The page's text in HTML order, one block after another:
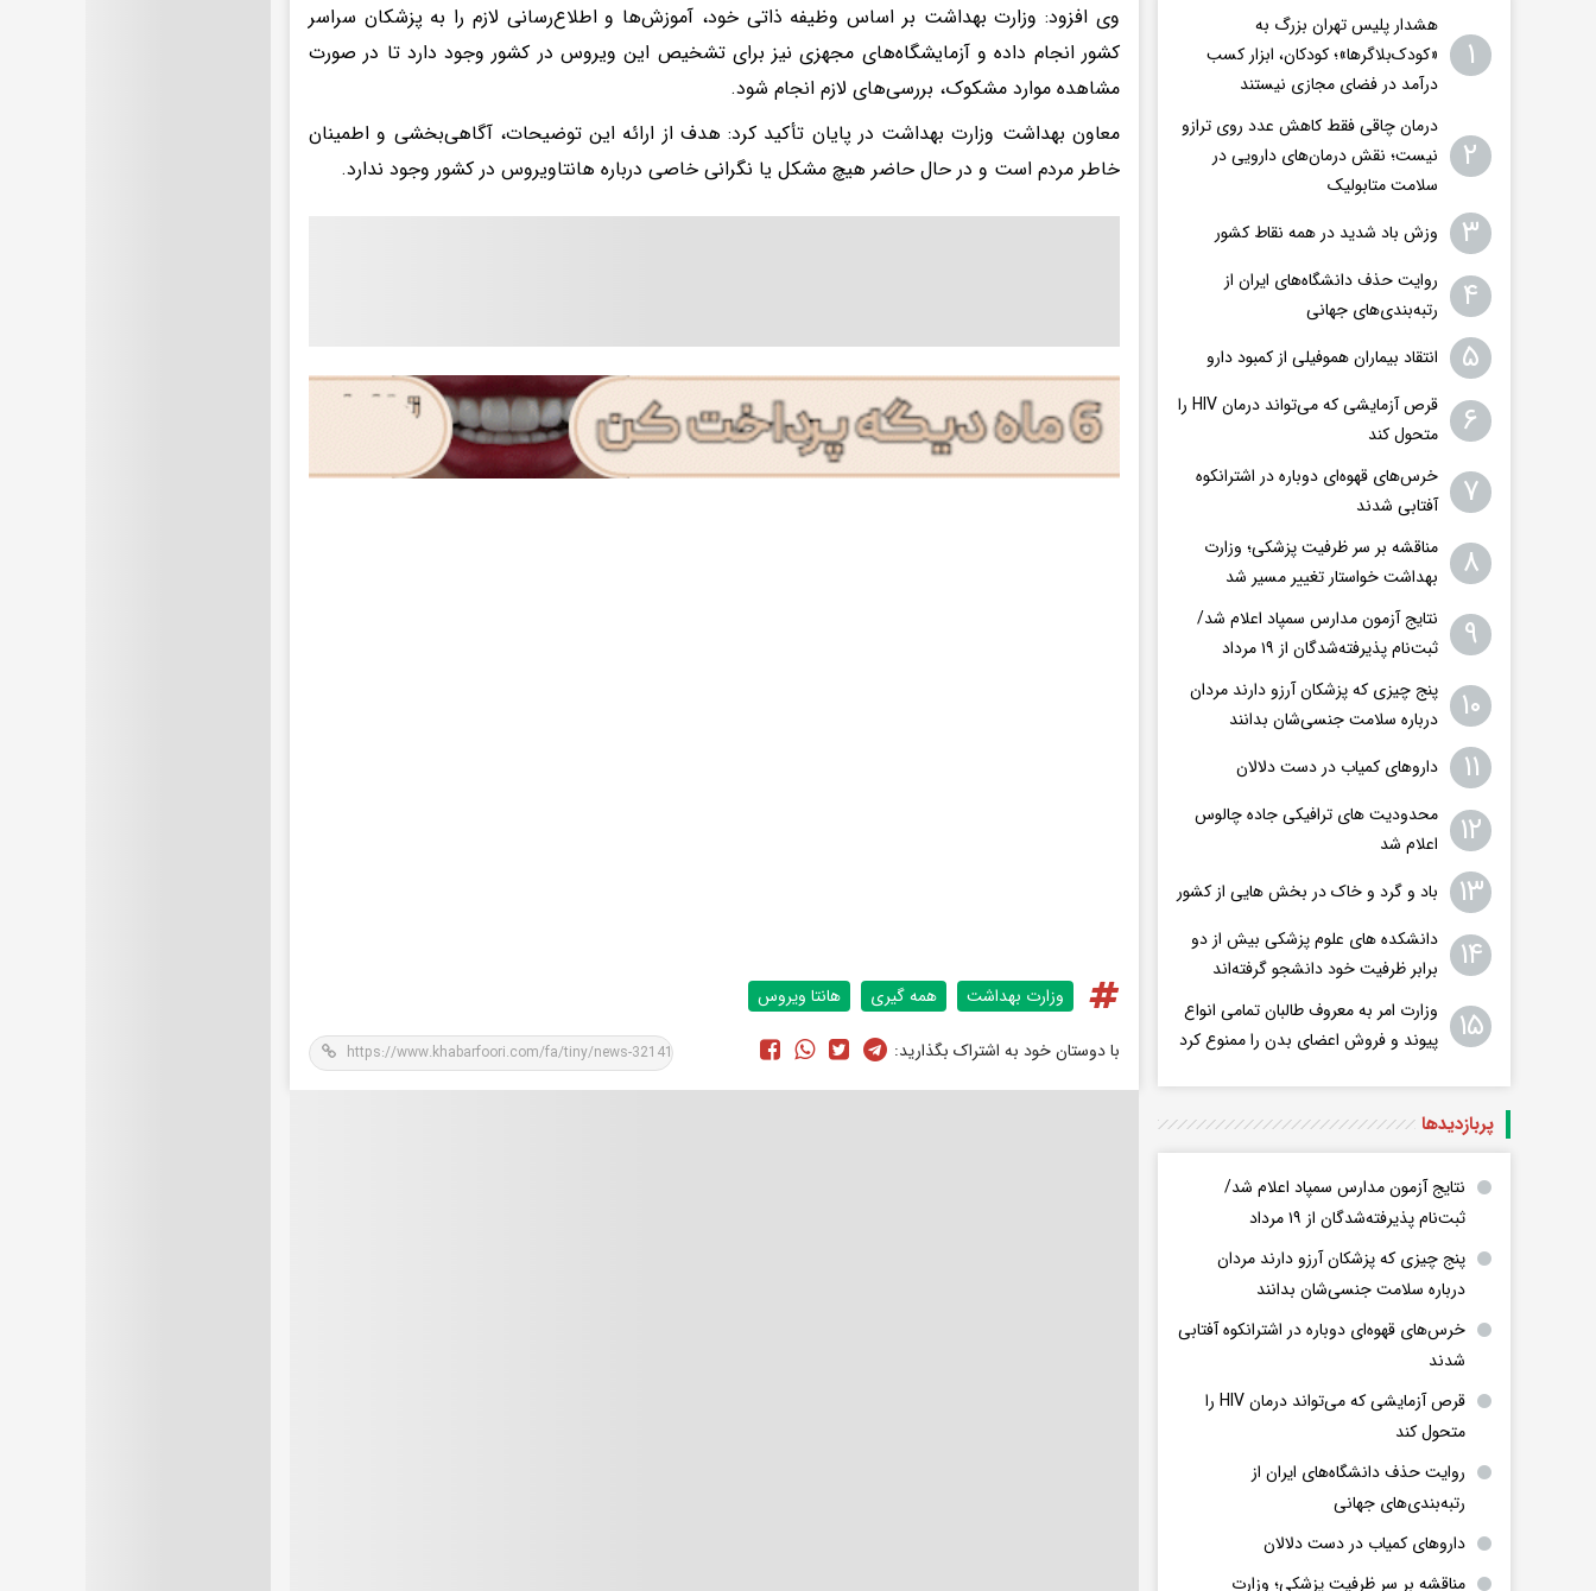
وی افزود: وزارت بهداشت بر اساس وظیفه ذاتی خود، آموزش‌ها و اطلاع‌رسانی لازم را به پزشکان سراسر
کشور انجام داده و آزمایشگاه‌های مجهزی نیز برای تشخیص این ویروس در کشور وجود دارد تا در صورت
مشاهده موارد مشکوک، بررسی‌های لازم انجام شود.
معاون بهداشت وزارت بهداشت در پایان تأکید کرد: هدف از ارائه این توضیحات، آگاهی‌بخشی و اطمینان
خاطر مردم است و در حال حاضر هیچ مشکل یا نگرانی خاصی درباره هانتاویروس در کشور وجود ندارد.
وزارت بهداشت همه گیری هانتا ویروس
با دوستان خود به اشتراک بگذارید:
۱
هشدار پلیس تهران بزرگ به
«کودک‌بلاگرها»؛ کودکان، ابزار کسب
درآمد در فضای مجازی نیستند
۲
درمان چاقی فقط کاهش عدد روی ترازو
نیست؛ نقش درمان‌های دارویی در
سلامت متابولیک
۳ وزش باد شدید در همه نقاط کشور
۴
روایت حذف دانشگاه‌های ایران از
رتبه‌بندی‌های جهانی
۵ انتقاد بیماران هموفیلی از کمبود دارو
۶
قرص آزمایشی که می‌تواند درمان HIV را
متحول کند
۷
خرس‌های قهوه‌ای دوباره در اشترانکوه
آفتابی شدند
۸
مناقشه بر سر ظرفیت پزشکی؛ وزارت
بهداشت خواستار تغییر مسیر شد
۹
نتایج آزمون مدارس سمپاد اعلام شد/
ثبت‌نام پذیرفته‌شدگان از ۱۹ مرداد
۱۰
پنج چیزی که پزشکان آرزو دارند مردان
درباره سلامت جنسی‌شان بدانند
۱۱ داروهای کمیاب در دست دلالان
۱۲
محدودیت های ترافیکی جاده چالوس
اعلام شد
۱۳ باد و گرد و خاک در بخش هایی از کشور
۱۴
دانشکده های علوم پزشکی بیش از دو
برابر ظرفیت خود دانشجو گرفته‌اند
۱۵
وزارت امر به معروف طالبان تمامی انواع
پیوند و فروش اعضای بدن را ممنوع کرد
پربازدید‌ها
نتایج آزمون مدارس سمپاد اعلام شد/
ثبت‌نام پذیرفته‌شدگان از ۱۹ مرداد
پنج چیزی که پزشکان آرزو دارند مردان
درباره سلامت جنسی‌شان بدانند
خرس‌های قهوه‌ای دوباره در اشترانکوه آفتابی
شدند
قرص آزمایشی که می‌تواند درمان HIV را
متحول کند
روایت حذف دانشگاه‌های ایران از
رتبه‌بندی‌های جهانی
داروهای کمیاب در دست دلالان
مناقشه بر سر ظرفیت پزشکی؛ وزارت